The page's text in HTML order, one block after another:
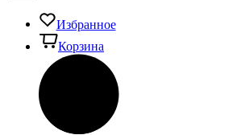
Избранное
Корзина